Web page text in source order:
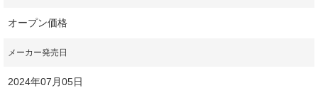
オープン価格
メーカー発売日
2024年07月05日